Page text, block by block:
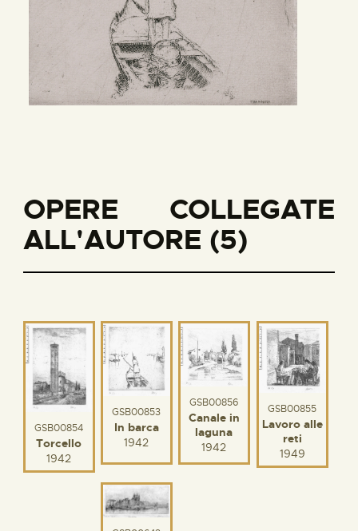
OPERE COLLEGATE
ALL'AUTORE (5)
GSB00854
Torcello
1942
GSB00853
In barca
1942
GSB00856
Canale in
laguna
1942
GSB00855
Lavoro alle
reti
1949